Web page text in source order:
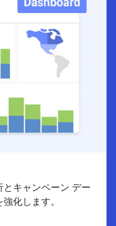
キャンペーン デー
化します。